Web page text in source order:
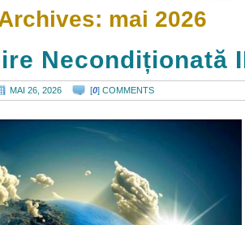
mai 2026
Necondiționată
MAI 26, 2026 [0] COMMENTS